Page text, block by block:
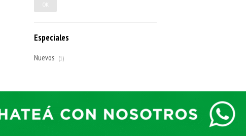
OK
Especiales
Nuevos (1)